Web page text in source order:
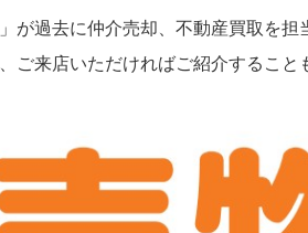
が過去に仲介売却、不動産買取を
ご来店いただければご紹介すること